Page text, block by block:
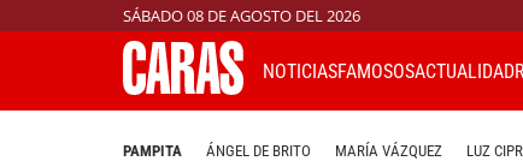
SÁBADO 08 DE AGOSTO DEL 2026
NOTICIASFAMOSOSACTUALIDAD
PAMPITA ÁNGEL DE BRITO MARÍA VÁZQUEZ LUZ